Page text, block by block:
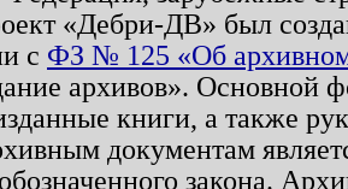
«Дебри-ДВ» был
с ФЗ № 125 «Об
архивов». Основной
книги, а также
документам
закона.